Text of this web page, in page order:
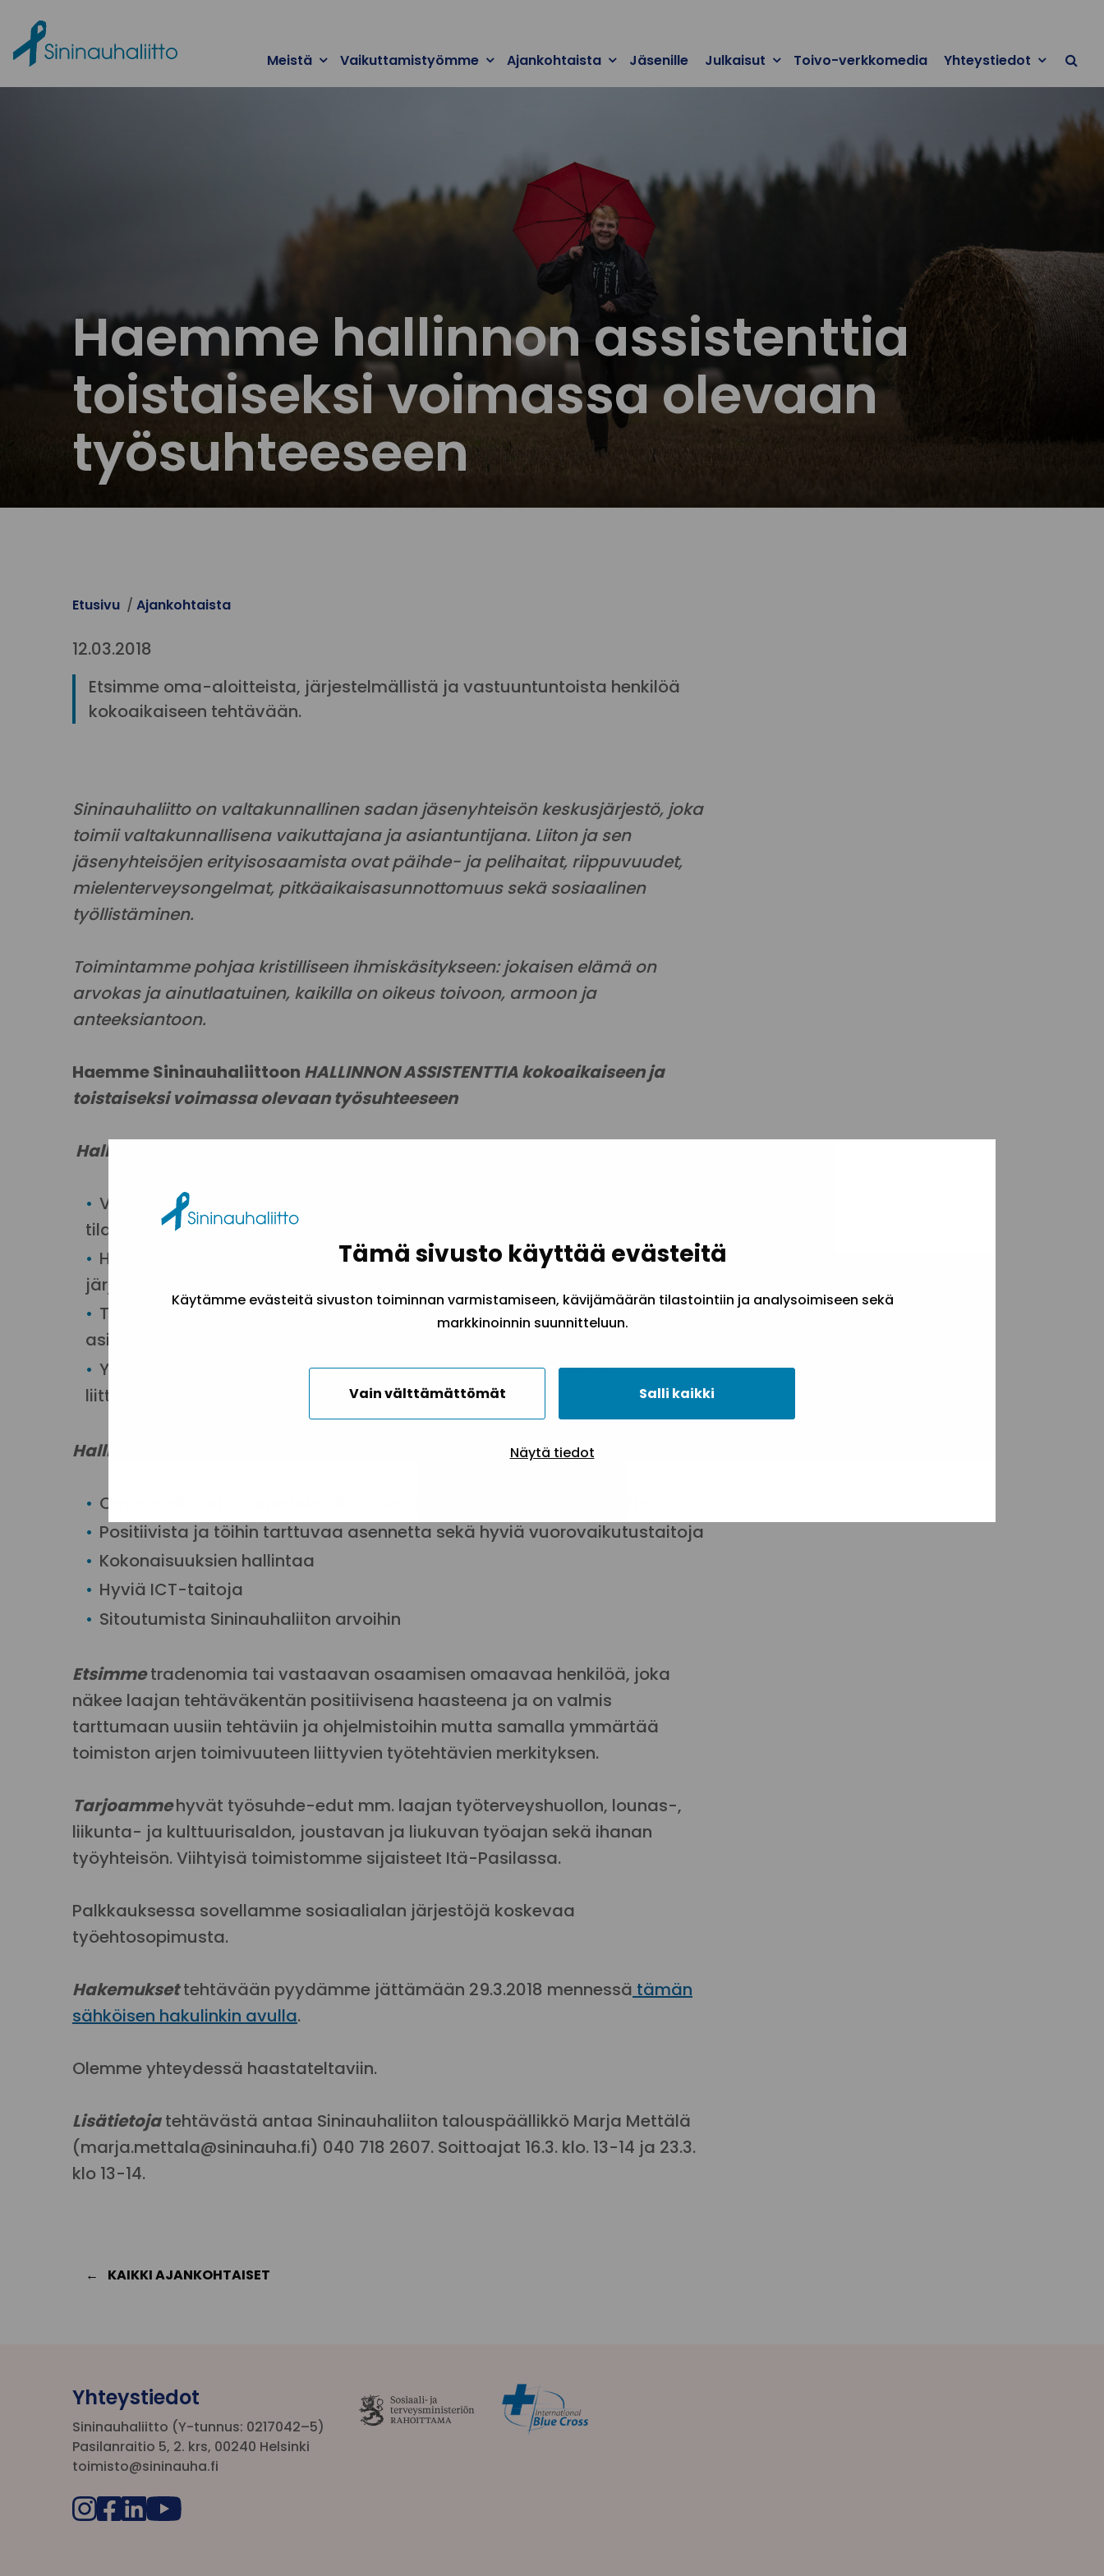
Tämä sivusto käyttää evästeitä
Käytämme evästeitä sivuston toiminnan varmistamiseen, kävijämäärän tilastointiin ja analysoimiseen sekä
markkinoinnin suunnitteluun.
Vain välttämättömät Salli kaikki
Näytä tiedot
Meistä Vaikuttamistyömme Ajankohtaista Jäsenille Julkaisut Toivo-verkkomedia Yhteystiedot
Haemme hallinnon assistenttia
toistaiseksi voimassa olevaan
työsuhteeseen
Etusivu Ajankohtaista
12.03.2018
Etsimme oma-aloitteista, järjestelmällistä ja vastuuntuntoista henkilöä
kokoaikaiseen tehtävään.
Sininauhaliitto on valtakunnallinen sadan jäsenyhteisön keskusjärjestö, joka
toimii valtakunnallisena vaikuttajana ja asiantuntijana. Liiton ja sen
jäsenyhteisöjen erityisosaamista ovat päihde- ja pelihaitat, riippuvuudet,
mielenterveysongelmat, pitkäaikaisasunnottomuus sekä sosiaalinen
työllistäminen.
Toimintamme pohjaa kristilliseen ihmiskäsitykseen: jokaisen elämä on
arvokas ja ainutlaatuinen, kaikilla on oikeus toivoon, armoon ja
anteeksiantoon.
Haemme Sininauhaliittoon HALLINNON ASSISTENTTIAkokoaikaiseen ja
toistaiseksi voimassa olevaan työsuhteeseen
Hallinnon assistentin tehtäviin kuuluvat:
Vastuu toimiston arjen toimivuudesta kuten toimistotarvikkeiden
tilaukset, kokous- ja tapahtumajärjestelyt sekä sisäinen viestintä.
Henkilöstöhallinnon avustavat työtehtäviä kuten rekrytoinnit, HR
järjestelmän pääkäyttävyys sekä ohjeistukset.
Taloushallinnon avustavat työtehtävät kuten ostolaskujen kierrätys, -
asiatarkastus, matkalaskut sekä laskutus.
Yhteydenpito ICT-toimittajaan sekä liiton tietokone, puhelin ja
liittymätilaukset sekä laitehallinta.
Hallinnon assistentilta odotamme
Oma-aloitteista, järjestelmällistä sekö vastuuntuntoista työotetta
Positiivista ja töihin tarttuvaa asennetta sekä hyviä vuorovaikutustaitoja
Kokonaisuuksien hallintaa
Hyviä ICT-taitoja
Sitoutumista Sininauhaliiton arvoihin
Etsimmetradenomia tai vastaavan osaamisen omaavaa henkilöä, joka
näkee laajan tehtäväkentän positiivisena haasteena ja on valmis
tarttumaan uusiin tehtäviin ja ohjelmistoihin mutta samalla ymmärtää
toimiston arjen toimivuuteen liittyvien työtehtävien merkityksen.
Tarjoammehyvät työsuhde-edut mm. laajan työterveyshuollon, lounas-,
liikunta- ja kulttuurisaldon, joustavan ja liukuvan työajan sekä ihanan
työyhteisön. Viihtyisä toimistomme sijaisteet Itä-Pasilassa.
Palkkauksessa sovellamme sosiaalialan järjestöjä koskevaa
työehtosopimusta.
Hakemuksettehtävään pyydämme jättämään 29.3.2018 mennessä tämän
sähköisen hakulinkin avulla.
Olemme yhteydessä haastateltaviin.
Lisätietojatehtävästä antaa Sininauhaliiton talouspäällikkö Marja Mettälä
(marja.mettala@sininauha.fi) 040 718 2607. Soittoajat 16.3. klo. 13-14 ja 23.3.
klo 13-14.
KAIKKI AJANKOHTAISET
Yhteystiedot
Sininauhaliitto (Y-tunnus: 0217042–5)
Pasilanraitio 5, 2. krs, 00240 Helsinki
toimisto@sininauha.fi